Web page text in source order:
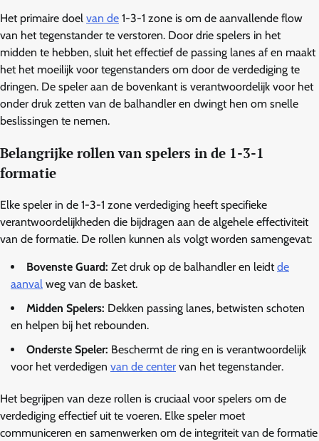
Het primaire doel van de 1-3-1 zone is om de aanvallende flow
van het tegenstander te verstoren. Door drie spelers in het
midden te hebben, sluit het effectief de passing lanes af en maakt
het het moeilijk voor tegenstanders om door de verdediging te
dringen. De speler aan de bovenkant is verantwoordelijk voor het
onder druk zetten van de balhandler en dwingt hen om snelle
beslissingen te nemen.
Belangrijke rollen van spelers in de 1-3-1
formatie
Elke speler in de 1-3-1 zone verdediging heeft specifieke
verantwoordelijkheden die bijdragen aan de algehele effectiviteit
van de formatie. De rollen kunnen als volgt worden samengevat:
Bovenste Guard: Zet druk op de balhandler en leidtde
aanval weg van de basket.
Midden Spelers: Dekken passing lanes, betwisten schoten
en helpen bij het rebounden.
Onderste Speler: Beschermt de ring en is verantwoordelijk
voor het verdedigen van de center van het tegenstander.
Het begrijpen van deze rollen is cruciaal voor spelers om de
verdediging effectief uit te voeren. Elke speler moet
communiceren en samenwerken om de integriteit van de formatie